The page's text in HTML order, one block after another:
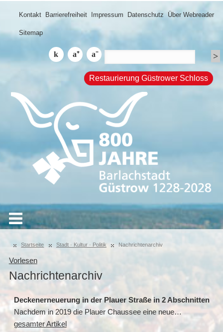
Kontakt Barrierefreiheit Impressum Datenschutz Über Webreader
Sitemap
Restaurierung Güstrower Schloss
Startseite Stadt · Kultur · Politik Nachrichtenarchiv
Vorlesen
Nachrichtenarchiv
Deckenerneuerung in der Plauer Straße in 2 Abschnitten
Nachdem in 2019 die Plauer Chaussee eine neue…
gesamter Artikel